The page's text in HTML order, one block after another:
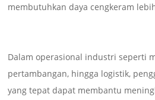
membutuhkan daya cengkeram
Dalam operasional industri seperti
pertambangan, hingga logistik,
yang tepat dapat membantu